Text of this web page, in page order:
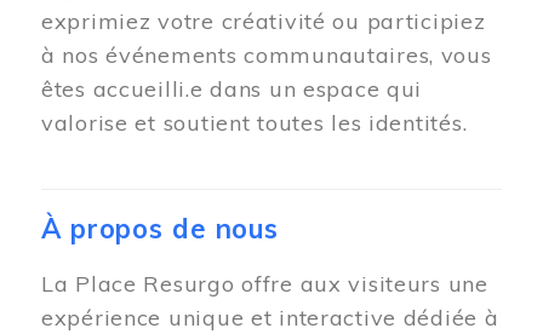
exprimiez votre créativité ou participiez
à nos événements communautaires, vous
êtes accueilli.e dans un espace qui
valorise et soutient toutes les identités.
À propos de nous
La Place Resurgo offre aux visiteurs une
expérience unique et interactive dédiée à